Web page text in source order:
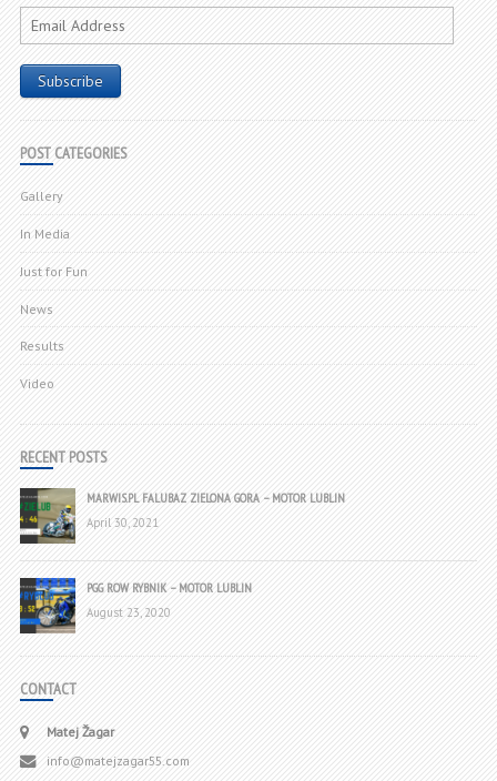
Email
Address
Subscribe
POST CATEGORIES
Gallery
In Media
Just for Fun
News
Results
Video
RECENT POSTS
MARWIS.PL FALUBAZ ZIELONA GORA – MOTOR LUBLIN
April 30, 2021
PGG ROW RYBNIK – MOTOR LUBLIN
August 23, 2020
CONTACT
Matej Žagar
info@matejzagar55.com